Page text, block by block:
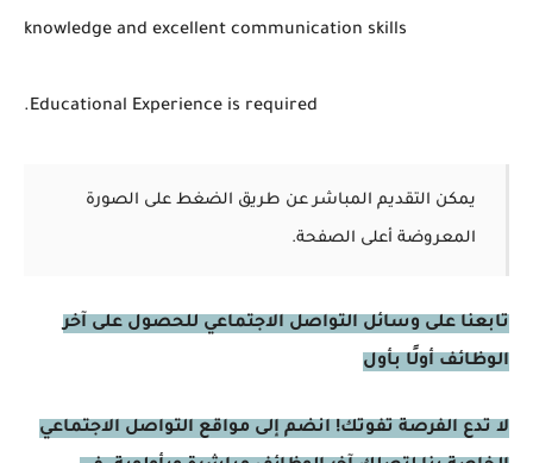
knowledge and excellent communication skills
.Educational Experience is required
يمكن التقديم المباشر عن طريق الضغط على الصورة
المعروضة أعلى الصفحة.
تابعنا على وسائل التواصل الاجتماعي للحصول على آخر
الوظائف أولًا بأول
لا تدع الفرصة تفوتك! انضم إلى مواقع التواصل الاجتماعي